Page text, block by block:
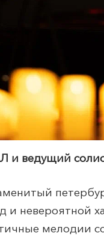
ведущий
и невероятной
мелодии